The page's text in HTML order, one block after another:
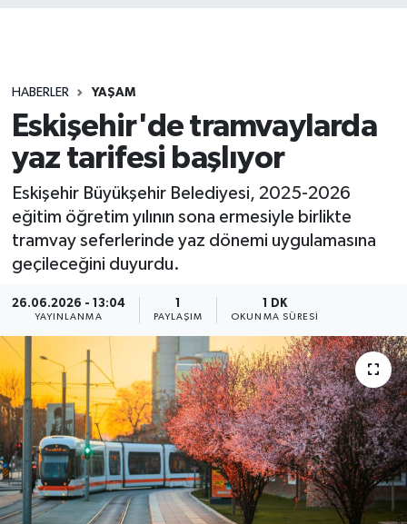
HABERLER YAŞAM
Eskişehir'de tramvaylarda
yaz tarifesi başlıyor
Eskişehir Büyükşehir Belediyesi, 2025-2026
eğitim öğretim yılının sona ermesiyle birlikte
tramvay seferlerinde yaz dönemi uygulamasına
geçileceğini duyurdu.
26.06.2026 - 13:04
YAYINLANMA PAYLAŞIM
1 DK
OKUNMA SÜRESI
SPOR
YAŞAM
Son Dakika Haberleri
Haber Arşivi